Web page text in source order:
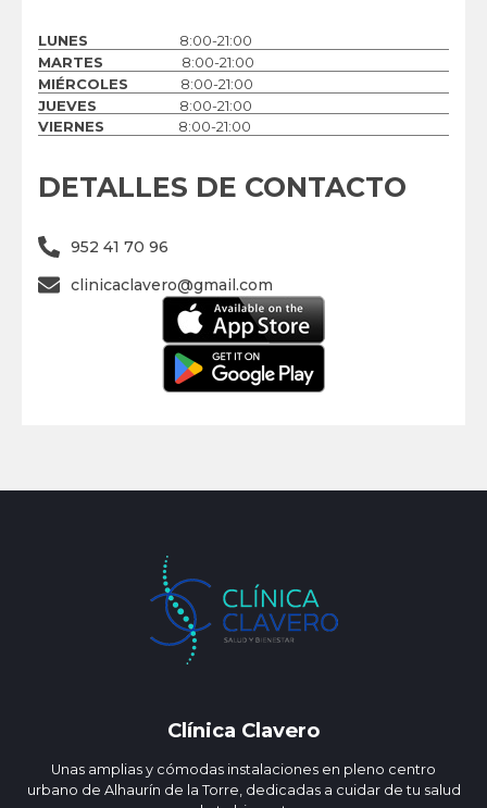
LUNES 8:00-21:00
MARTES 8:00-21:00
MIÉRCOLES 8:00-21:00
JUEVES 8:00-21:00
VIERNES 8:00-21:00
DETALLES DE CONTACTO
952 41 70 96
clinicaclavero@gmail.com
Clínica Clavero
Unas amplias y cómodas instalaciones en pleno centro
urbano de Alhaurín de la Torre, dedicadas a cuidar de tu salud